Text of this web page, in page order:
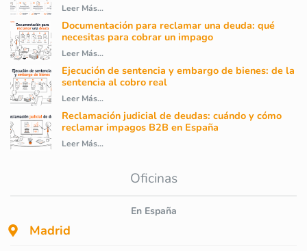
Leer Más...
Documentación para reclamar una deuda: qué
necesitas para cobrar un impago
Leer Más...
Ejecución de sentencia y embargo de bienes: de la
sentencia al cobro real
Leer Más...
Reclamación judicial de deudas: cuándo y cómo
reclamar impagos B2B en España
Leer Más...
Oficinas
En España
Madrid